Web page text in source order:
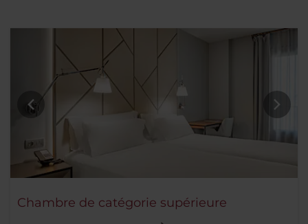
Chambre de catégorie supérieure